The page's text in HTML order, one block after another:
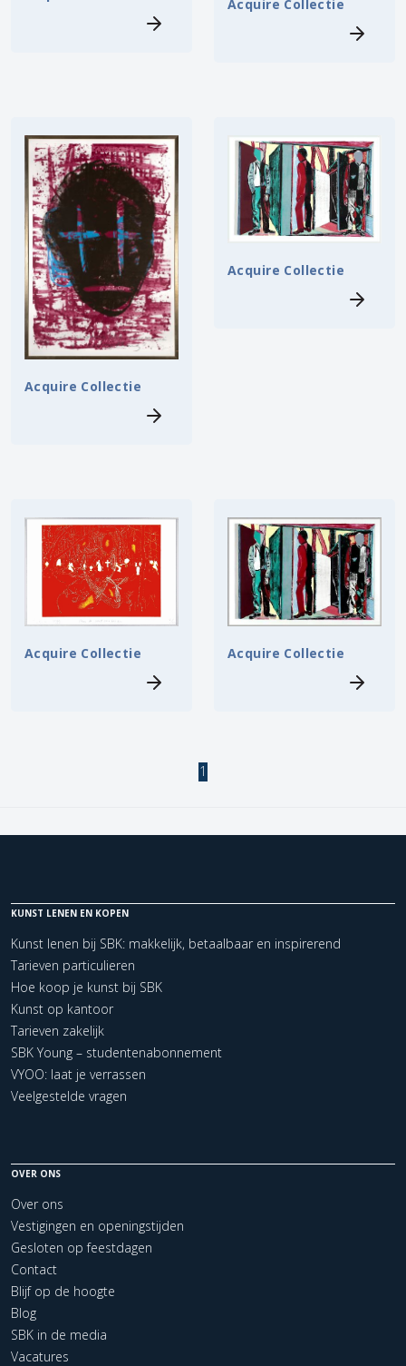
Acquire Collectie
Acquire Collectie
Acquire Collectie
Acquire Collectie Acquire Collectie
1
KUNST LENEN EN KOPEN
Kunst lenen bij SBK: makkelijk, betaalbaar en inspirerend
Tarieven particulieren
Hoe koop je kunst bij SBK
Kunst op kantoor
Tarieven zakelijk
SBK Young – studentenabonnement
VYOO: laat je verrassen
Veelgestelde vragen
OVER ONS
Over ons
Vestigingen en openingstijden
Gesloten op feestdagen
Contact
Blijf op de hoogte
Blog
SBK in de media
Vacatures